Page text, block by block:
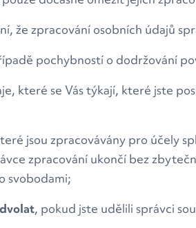
že zpracování osobních údajů
pochybností o dodržování
které se Vás týkají, které jste
jsou zpracovávány pro účely
zpracování ukončí bez
svobodami;
, pokud jste udělili správci